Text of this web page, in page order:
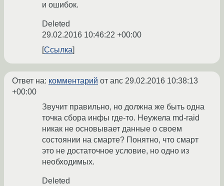
и ошибок.
Deleted
29.02.2016 10:46:22 +00:00
Ссылка
Ответ на: комментарий от anc 29.02.2016 10:38:13
+00:00
Звучит правильно, но должна же быть одна
точка сбора инфы где-то. Неужела md-raid
никак не основывает данные о своем
состоянии на смарте? Понятно, что смарт
это не достаточное условие, но одно из
необходимых.
Deleted